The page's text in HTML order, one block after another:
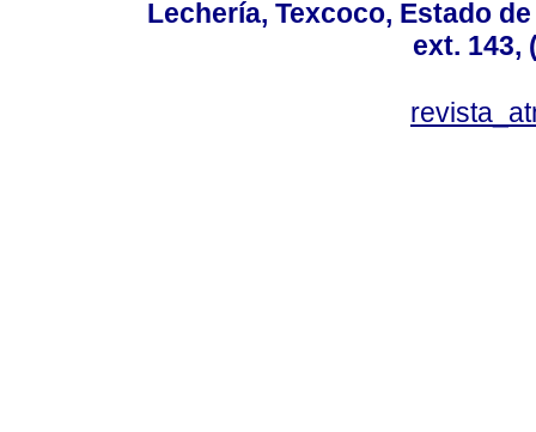
Lechería, Texcoco, Estado
ext. 143,